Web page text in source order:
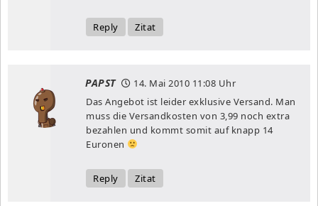
Reply Zitat
PAPST 14. Mai 2010 11:08 Uhr
Das Angebot ist leider exklusive Versand. Man
muss die Versandkosten von 3,99 noch extra
bezahlen und kommt somit auf knapp 14
Euronen
Reply Zitat